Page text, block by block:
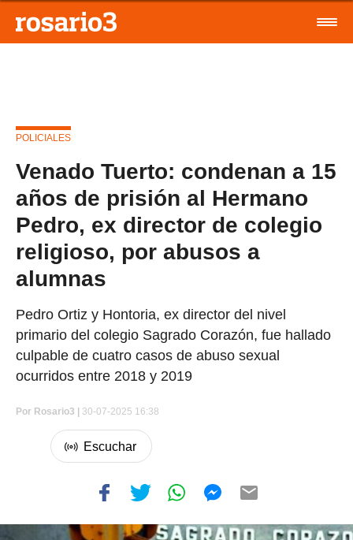
POLICIALES
Venado Tuerto: condenan a 15
años de prisión al Hermano
Pedro, ex director de colegio
religioso, por abusos a
alumnas
Pedro Ortiz y Hontoria, ex director del nivel
primario del colegio Sagrado Corazón, fue hallado
culpable de cuatro casos de abuso sexual
ocurridos entre 2018 y 2019
Por Rosario3 | 30-07-2025 16:38